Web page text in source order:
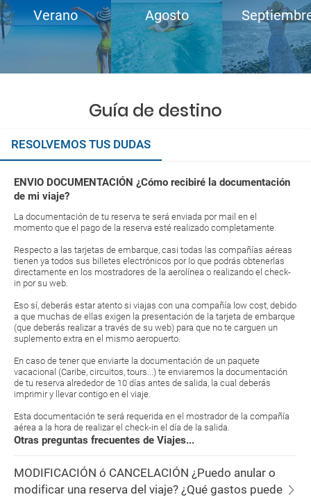
Verano Agosto
Guía de destino
RESOLVEMOS TUS DUDAS
ENVIO DOCUMENTACIÓN ¿Cómo recibiré la documentación
de mi viaje?
La documentación de tu reserva te será enviada por mail en el
momento que el pago de la reserva esté realizado completamente.
Respecto a las tarjetas de embarque, casi todas las compañías aéreas
tienen ya todos sus billetes electrónicos por lo que podrás obtenerlas
directamente en los mostradores de la aerolínea o realizando el check-
in por su web.
Eso sí, deberás estar atento si viajas con una compañía low cost, debido
a que muchas de ellas exigen la presentación de la tarjeta de embarque
(que deberás realizar a través de su web) para que no te carguen un
suplemento extra en el mismo aeropuerto.
En caso de tener que enviarte la documentación de un paquete
vacacional (Caribe, circuitos, tours...) te enviaremos la documentación
de tu reserva alrededor de 10 días antes de salida, la cual deberás
imprimir y llevar contigo en el viaje.
Esta documentación te será requerida en el mostrador de la compañía
aérea a la hora de realizar el check-in el día de la salida.
Otras preguntas frecuentes de Viajes...
MODIFICACIÓN ó CANCELACIÓN ¿Puedo anular o
modificar una reserva del viaje? ¿Qué gastos puede